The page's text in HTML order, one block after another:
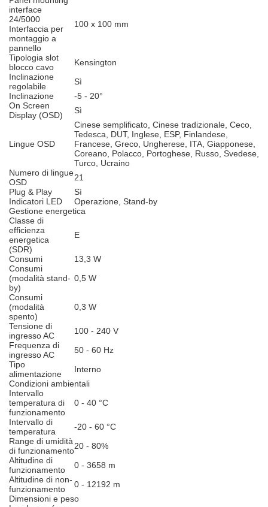
interface
24/5000
Interfaccia per
montaggio a
pannello
100 x 100 mm
Tipologia slot
blocco cavo
Kensington
Inclinazione
regolabile
Sì
Inclinazione
-5 - 20°
On Screen
Display (OSD)
Sì
Lingue OSD
Cinese semplificato, Cinese tradizionale, Ceco,
Tedesca, DUT, Inglese, ESP, Finlandese,
Francese, Greco, Ungherese, ITA, Giapponese,
Coreano, Polacco, Portoghese, Russo, Svedese,
Turco, Ucraino
Numero di lingue
OSD
21
Plug & Play
Sì
Indicatori LED
Operazione, Stand-by
Gestione energetica
Classe di
efficienza
energetica
(SDR)
E
Consumi
13,3 W
Consumi
(modalità stand-
by)
0,5 W
Consumi
(modalità
spento)
0,3 W
Tensione di
ingresso AC
100 - 240 V
Frequenza di
ingresso AC
50 - 60 Hz
Tipo
alimentazione
Interno
Condizioni ambientali
Intervallo
temperatura di
funzionamento
0 - 40 °C
Intervallo di
temperatura
-20 - 60 °C
Range di umidità
di funzionamento20 - 80%
Altitudine di
funzionamento
0 - 3658 m
Altitudine di non-
funzionamento
0 - 12192 m
Dimensioni e peso